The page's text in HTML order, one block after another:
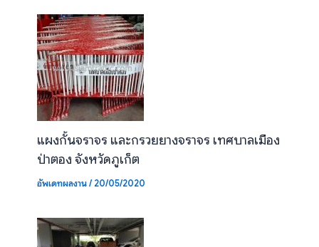
แผงกั้นจราจร และกรวยยางจราจร เทศบาลเมือง
ป่าตอง จังหวัดภูเก็ต
อัพเดทผลงาน/20/05/2020